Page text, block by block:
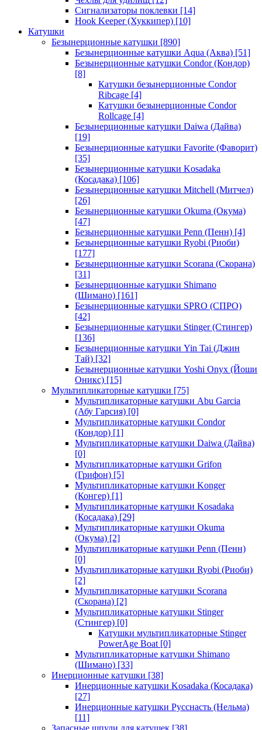
Сигнализаторы поклевки [14]
Hook Keeper (Хуккипер) [10]
Катушки
Безынерционные катушки [890]
Безынерционные катушки Aqua (Аква) [51]
Безынерционные катушки Condor (Кондор)
[8]
Катушки безынерционные Condor
Ribcage [4]
Катушки безынерционные Condor
Rollcage [4]
Безынерционные катушки Daiwa (Дайва)
[19]
Безынерционные катушки Favorite (Фаворит)
[35]
Безынерционные катушки Kosadaka
(Косадака) [106]
Безынерционные катушки Mitchell (Митчел)
[26]
Безынерционные катушки Okuma (Окума)
[47]
Безынерционные катушки Penn (Пенн) [4]
Безынерционные катушки Ryobi (Риоби)
[177]
Безынерционные катушки Scorana (Скорана)
[31]
Безынерционные катушки Shimano
(Шимано) [161]
Безынерционные катушки SPRO (СПРО)
[42]
Безынерционные катушки Stinger (Стингер)
[136]
Безынерционные катушки Yin Tai (Джин
Тай) [32]
Безынерционные катушки Yoshi Onyx (Йоши
Оникс) [15]
Мультипликаторные катушки [75]
Мультипликаторные катушки Abu Garcia
(Абу Гарсия) [0]
Мультипликаторные катушки Condor
(Кондор) [1]
Мультипликаторные катушки Daiwa (Дайва)
[0]
Мультипликаторные катушки Grifon
(Грифон) [5]
Мультипликаторные катушки Konger
(Конгер) [1]
Мультипликаторные катушки Kosadaka
(Косадака) [29]
Мультипликаторные катушки Okuma
(Окума) [2]
Мультипликаторные катушки Penn (Пенн)
[0]
Мультипликаторные катушки Ryobi (Риоби)
[2]
Мультипликаторные катушки Scorana
(Скорана) [2]
Мультипликаторные катушки Stinger
(Стингер) [0]
Катушки мультипликаторные Stinger
PowerAge Boat [0]
Мультипликаторные катушки Shimano
(Шимано) [33]
Инерционные катушки [38]
Инерционные катушки Kosadaka (Косадака)
[27]
Инерционные катушки Русснасть (Нельма)
[11]